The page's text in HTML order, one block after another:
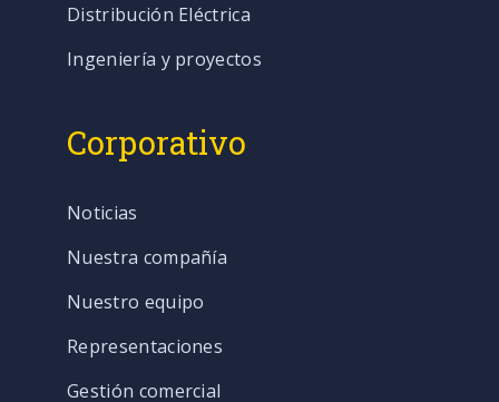
Distribución Eléctrica
Ingeniería y proyectos
Corporativo
Noticias
Nuestra compañía
Nuestro equipo
Representaciones
Gestión comercial